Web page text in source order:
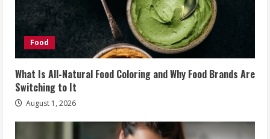
Food
What Is All-Natural Food Coloring and Why Food Brands Are
Switching to It
August 1, 2026